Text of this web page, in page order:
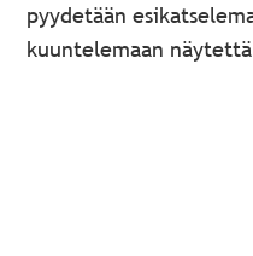
pyydetään
kuuntelemaan